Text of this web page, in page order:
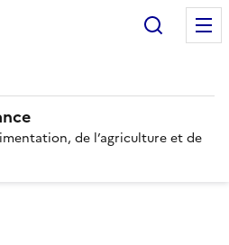
de l’agriculture et de